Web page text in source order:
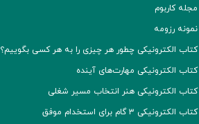
مجله کاربوم
نمونه رزومه
کتاب الکترونیکی چطور هر چیزی را به هر کسی بگوییم؟
کتاب الکترونیکی مهارت‌های آینده
کتاب الکترونیکی هنر انتخاب مسیر شغلی
کتاب الکترونیکی ۳ گام برای استخدام موفق